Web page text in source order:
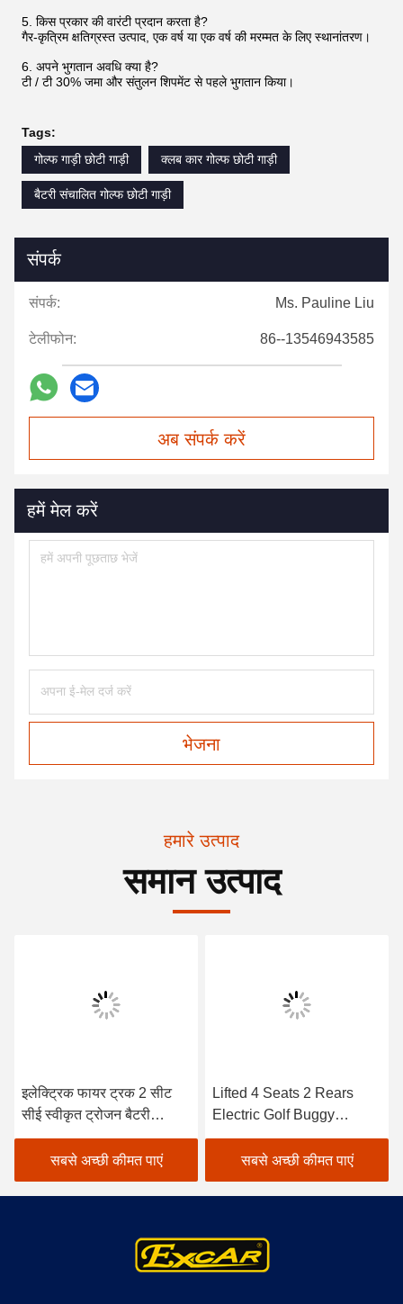
5. किस प्रकार की वारंटी प्रदान करता है?
गैर-कृत्रिम क्षतिग्रस्त उत्पाद, एक वर्ष या एक वर्ष की मरम्मत के लिए स्थानांतरण।
6. अपने भुगतान अवधि क्या है?
टी / टी 30% जमा और संतुलन शिपमेंट से पहले भुगतान किया।
Tags:
गोल्फ गाड़ी छोटी गाड़ी
क्लब कार गोल्फ छोटी गाड़ी
बैटरी संचालित गोल्फ छोटी गाड़ी
संपर्क
संपर्क: Ms. Pauline Liu
टेलीफोन: 86--13546943585
अब संपर्क करें
हमें मेल करें
भेजना
हमारे उत्पाद
समान उत्पाद
इलेक्ट्रिक फायर ट्रक 2 सीट
सीई स्वीकृत ट्रोजन बैटरी
इलेक्ट्रिक गोल्फ कार्ट
सबसे अच्छी कीमत पाएं
Lifted 4 Seats 2 Rears
Electric Golf Buggy
Lithium Battery
Accessories
Customizable
सबसे अच्छी कीमत पाएं